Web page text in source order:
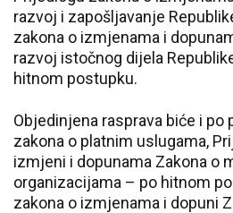
razvoj i zapošljavanje
zakona o izmjenama i
razvoj istočnog dijela
hitnom postupku.
Objedinjena rasprava biće i po
zakona o platnim uslugama,
izmjeni i dopunama Zakona o
organizacijama – po hitnom
zakona o izmjenama i dopuni